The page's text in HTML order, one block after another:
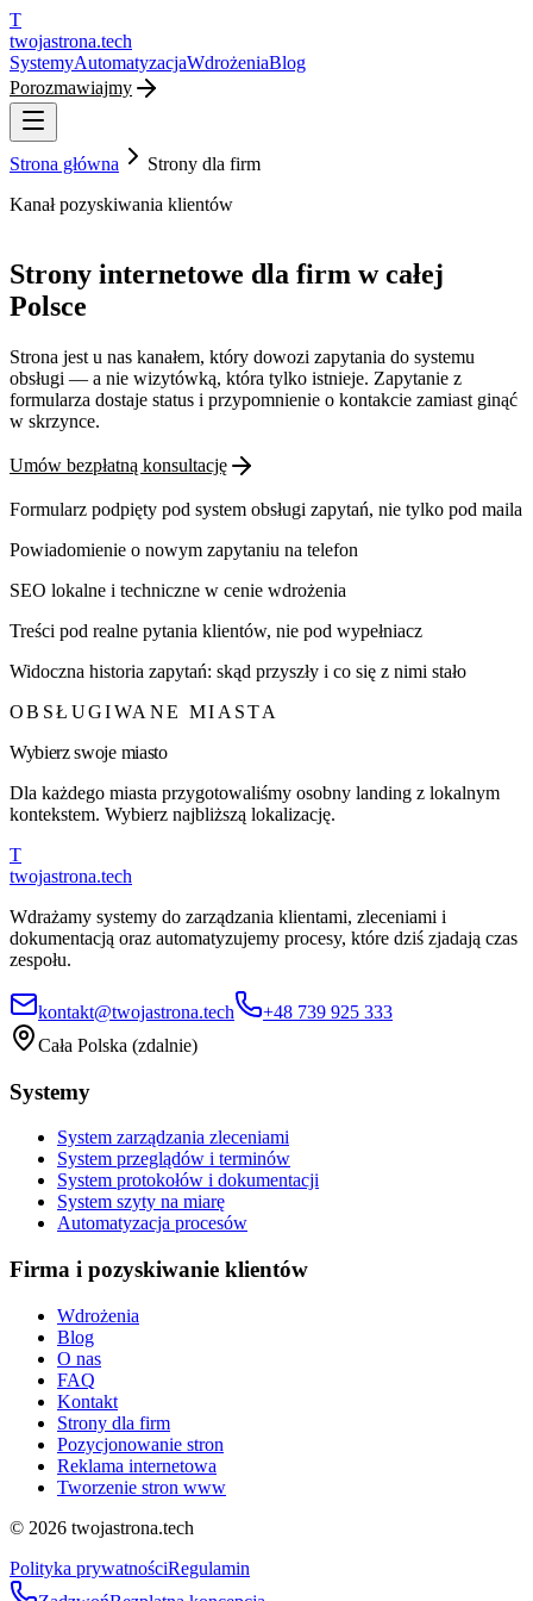
T
twojastrona.tech
SystemyAutomatyzacjaWdrożeniaBlog
Porozmawiajmy
Strona główna
Strony dla firm
Kanał pozyskiwania klientów
Strony internetowe dla firm w całej
Polsce
Strona jest u nas kanałem, który dowozi zapytania do systemu
obsługi — a nie wizytówką, która tylko istnieje. Zapytanie z
formularza dostaje status i przypomnienie o kontakcie zamiast ginąć
w skrzynce.
Umów bezpłatną konsultację
Formularz podpięty pod system obsługi zapytań, nie tylko pod maila
Powiadomienie o nowym zapytaniu na telefon
SEO lokalne i techniczne w cenie wdrożenia
Treści pod realne pytania klientów, nie pod wypełniacz
Widoczna historia zapytań: skąd przyszły i co się z nimi stało
OBSŁUGIWANE MIASTA
Wybierz swoje miasto
Dla każdego miasta przygotowaliśmy osobny landing z lokalnym
kontekstem. Wybierz najbliższą lokalizację.
T
twojastrona.tech
Wdrażamy systemy do zarządzania klientami, zleceniami i
dokumentacją oraz automatyzujemy procesy, które dziś zjadają czas
zespołu.
kontakt@twojastrona.tech
+48 739 925 333
Cała Polska (zdalnie)
Systemy
System zarządzania zleceniami
System przeglądów i terminów
System protokołów i dokumentacji
System szyty na miarę
Automatyzacja procesów
Firma i pozyskiwanie klientów
Wdrożenia
Blog
O nas
FAQ
Kontakt
Strony dla firm
Pozycjonowanie stron
Reklama internetowa
Tworzenie stron www
© 2026 twojastrona.tech
Polityka prywatnościRegulamin